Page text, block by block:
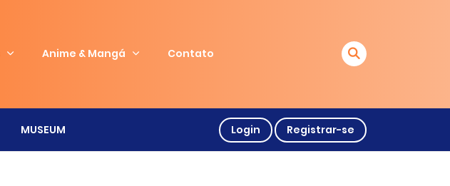
Anime & Mangá Contato
MUSEUM Login Registrar-se